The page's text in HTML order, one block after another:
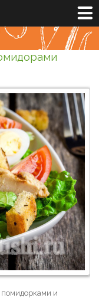
помидорками и